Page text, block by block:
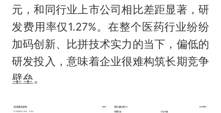
元，和同行业上市公司相比差距显著，研
发费用率仅1.27%。在整个医药行业纷纷
加码创新、比拼技术实力的当下，偏低的
研发投入，意味着企业很难构筑长期竞争
壁垒。